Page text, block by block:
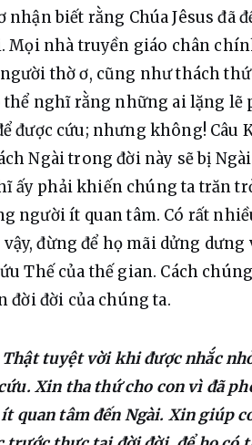
biết rằng Chúa Jêsus đã
Mọi nhà truyền giáo chân
thờ ơ, cũng như thách
thể nghĩ rằng những ai lặng lẽ
được cứu; nhưng không!
Ngài trong đời này sẽ bị
ấy phải khiến chúng ta trăn
người ít quan tâm. Có rất
đừng để họ mãi dửng dưng
Thế của thế gian. Cách
đời đời của chúng ta.
tuyệt vời khi được nhắc
cứu. Xin tha thứ cho con vì đã
quan tâm đến Ngài. Xin giúp